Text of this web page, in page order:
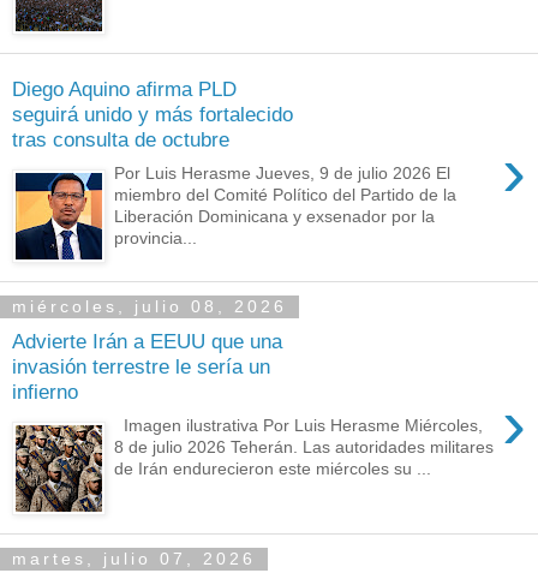
Diego Aquino afirma PLD
seguirá unido y más fortalecido
tras consulta de octubre
›
Por Luis Herasme Jueves, 9 de julio 2026 El
miembro del Comité Político del Partido de la
Liberación Dominicana y exsenador por la
provincia...
miércoles, julio 08, 2026
Advierte Irán a EEUU que una
invasión terrestre le sería un
infierno
›
Imagen ilustrativa Por Luis Herasme Miércoles,
8 de julio 2026 Teherán. Las autoridades militares
de Irán endurecieron este miércoles su ...
martes, julio 07, 2026